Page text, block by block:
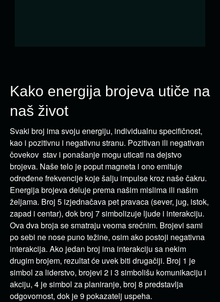
Kako energija brojeva utiče na
naš život
Svaki broj ima svoju energiju, individualnu specifičnost,
kao i pozitivnu i negativnu stranu. Pozitivan ili negativan
čovekov stav i ponašanje mogu uticati na dejstvo
brojeva. Naše telo je poput magneta i ono emituje
određene frekvencije koje šalju impulse kroz naše čakru.
Energija brojeva deluje prema našim mislima ili našim
željama. Broj 5 izjednačava pet pravaca (sever, jug, istok,
zapad i centar), dok broj 7 simbolizuje ljude i interakciju.
Ova dva broja se smatraju veoma srećnim. Brojevi sami
po sebi ne nose puno težine, osim ako postoji negativna
interakcija. Ako jedan broj ima interakciju sa nekim
drugim brojem, rezultat će uvek biti drugačiji. Broj 1 je
simbol za liderstvo, brojevi 2 i 3 simbolišu komunikaciju i
akciju, 4 je simbol za planiranje, broj 8 predstavlja
odgovornost, dok je 9 pokazatelj uspeha.